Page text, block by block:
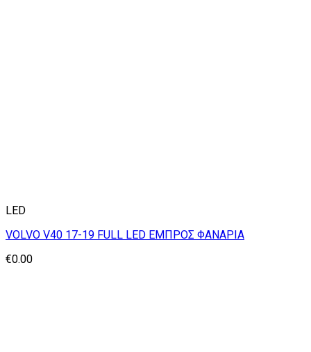
LED
VOLVO V40 17-19 FULL LED ΕΜΠΡΟΣ ΦΑΝΑΡΙΑ
€0.00